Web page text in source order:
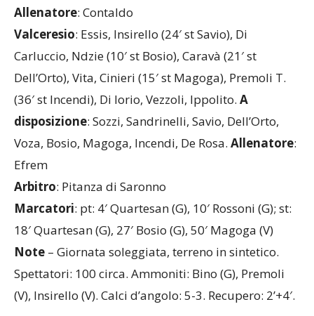
Allenatore: Contaldo
Valceresio: Essis, Insirello (24′ st Savio), Di
Carluccio, Ndzie (10′ st Bosio), Caravà (21′ st
Dell’Orto), Vita, Cinieri (15′ st Magoga), Premoli T.
(36′ st Incendi), Di Iorio, Vezzoli, Ippolito. A
disposizione: Sozzi, Sandrinelli, Savio, Dell’Orto,
Voza, Bosio, Magoga, Incendi, De Rosa. Allenatore:
Efrem
Arbitro: Pitanza di Saronno
Marcatori: pt: 4′ Quartesan (G), 10′ Rossoni (G); st:
18′ Quartesan (G), 27′ Bosio (G), 50′ Magoga (V)
Note – Giornata soleggiata, terreno in sintetico.
Spettatori: 100 circa. Ammoniti: Bino (G), Premoli
(V), Insirello (V). Calci d’angolo: 5-3. Recupero: 2’+4′.